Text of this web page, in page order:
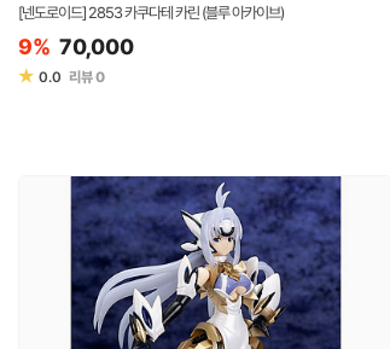
[넨도로이드] 2853 카쿠다테 카린 (블루 아카이브)
9% 70,000
★ 0.0 리뷰0